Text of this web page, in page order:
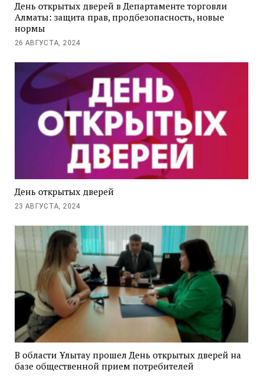
День открытых дверей в Департаменте торговли
Алматы: защита прав, продбезопасность, новые
нормы
26 АВГУСТА, 2024
День открытых дверей
23 АВГУСТА, 2024
В области Ұлытау прошел День открытых дверей на
базе общественной прием потребителей